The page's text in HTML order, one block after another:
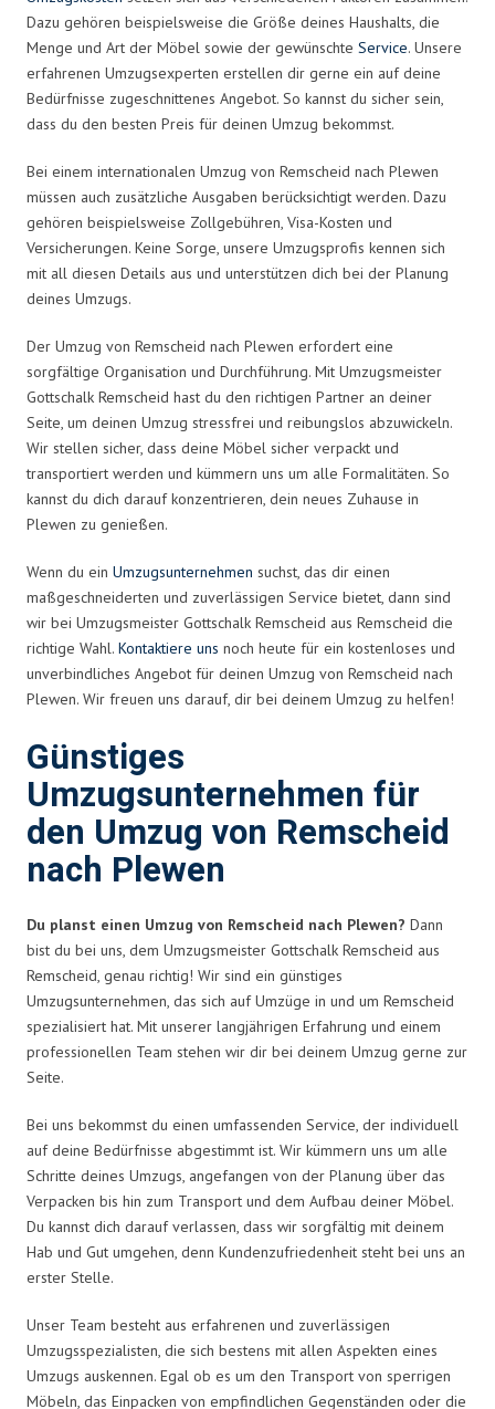
Dazu gehören beispielsweise die Größe deines Haushalts, die
Menge und Art der Möbel sowie der gewünschte Service. Unsere
erfahrenen Umzugsexperten erstellen dir gerne ein auf deine
Bedürfnisse zugeschnittenes Angebot. So kannst du sicher sein,
dass du den besten Preis für deinen Umzug bekommst.
Bei einem internationalen Umzug von Remscheid nach Plewen
müssen auch zusätzliche Ausgaben berücksichtigt werden. Dazu
gehören beispielsweise Zollgebühren, Visa-Kosten und
Versicherungen. Keine Sorge, unsere Umzugsprofis kennen sich
mit all diesen Details aus und unterstützen dich bei der Planung
deines Umzugs.
Der Umzug von Remscheid nach Plewen erfordert eine
sorgfältige Organisation und Durchführung. Mit Umzugsmeister
Gottschalk Remscheid hast du den richtigen Partner an deiner
Seite, um deinen Umzug stressfrei und reibungslos abzuwickeln.
Wir stellen sicher, dass deine Möbel sicher verpackt und
transportiert werden und kümmern uns um alle Formalitäten. So
kannst du dich darauf konzentrieren, dein neues Zuhause in
Plewen zu genießen.
Wenn du ein Umzugsunternehmen suchst, das dir einen
maßgeschneiderten und zuverlässigen Service bietet, dann sind
wir bei Umzugsmeister Gottschalk Remscheid aus Remscheid die
richtige Wahl. Kontaktiere uns noch heute für ein kostenloses und
unverbindliches Angebot für deinen Umzug von Remscheid nach
Plewen. Wir freuen uns darauf, dir bei deinem Umzug zu helfen!
Günstiges
Umzugsunternehmen für
den Umzug von Remscheid
nach Plewen
Du planst einen Umzug von Remscheid nach Plewen? Dann
bist du bei uns, dem Umzugsmeister Gottschalk Remscheid aus
Remscheid, genau richtig! Wir sind ein günstiges
Umzugsunternehmen, das sich auf Umzüge in und um Remscheid
spezialisiert hat. Mit unserer langjährigen Erfahrung und einem
professionellen Team stehen wir dir bei deinem Umzug gerne zur
Seite.
Bei uns bekommst du einen umfassenden Service, der individuell
auf deine Bedürfnisse abgestimmt ist. Wir kümmern uns um alle
Schritte deines Umzugs, angefangen von der Planung über das
Verpacken bis hin zum Transport und dem Aufbau deiner Möbel.
Du kannst dich darauf verlassen, dass wir sorgfältig mit deinem
Hab und Gut umgehen, denn Kundenzufriedenheit steht bei uns an
erster Stelle.
Unser Team besteht aus erfahrenen und zuverlässigen
Umzugsspezialisten, die sich bestens mit allen Aspekten eines
Umzugs auskennen. Egal ob es um den Transport von sperrigen
Möbeln, das Einpacken von empfindlichen Gegenständen oder die